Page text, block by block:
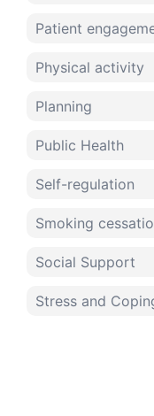
Patient
Physical activity
Planning
Public Health
Self-regulation
Smoking
Social Support
Stress and